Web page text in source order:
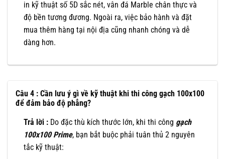
in kỹ thuật số 5D sắc nét, vân đá Marble chân thực và
độ bền tương đương. Ngoài ra, việc bảo hành và đặt
mua thêm hàng tại nội địa cũng nhanh chóng và dễ
dàng hơn.
Câu 4 : Cần lưu ý gì về kỹ thuật khi thi công gạch 100x100
để đảm bảo độ phẳng?
Trả lời : Do đặc thù kích thước lớn, khi thi công gạch
100x100 Prime, bạn bắt buộc phải tuân thủ 2 nguyên
tắc kỹ thuật: